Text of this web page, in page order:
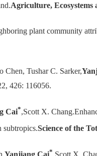
Agriculture, Ecosystems
plant community
Chen, Tushar C. Sarker,
426: 116056.
Cai*,Scott X.
subtropics.Science of the
Yanjiang Cai* ,Scott X.